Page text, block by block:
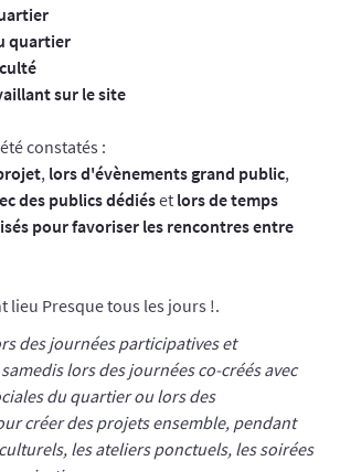
quartier
sur le site
constatés :
, lors d'évènements grand public,
des publics dédiéset lors de temps
pour favoriser les rencontres entre
lieu Presque tous les jours !.
des journées participatives et
lors des journées co-créés avec
du quartier ou lors des
créer des projets ensemble, pendant
les ateliers ponctuels, les soirées